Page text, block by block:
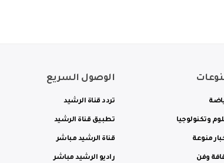
وتكنولوجيا
منوعة
وفن
الوصول السريع
تردد قناة الرشيد
تطبيق قناة الرشيد
قناة الرشيد مباشر
راديو الرشيد مباشر